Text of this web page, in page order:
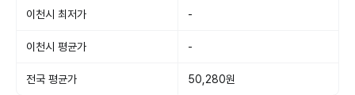
이천시 최저가 -
이천시 평균가 -
전국 평균가 50,280원